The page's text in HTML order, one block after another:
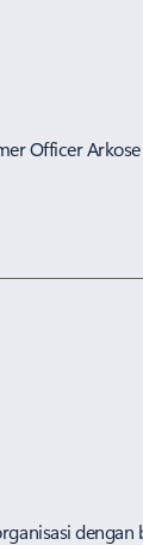
Officer